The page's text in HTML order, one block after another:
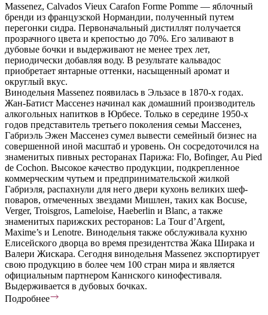
Massenez, Calvados Vieux Carafon Forme Pomme — яблочный
бренди из французской Нормандии, полученный путем
перегонки сидра. Первоначальный дистиллят получается
прозрачного цвета и крепостью до 70%. Его заливают в
дубовые бочки и выдерживают не менее трех лет,
периодически добавляя воду. В результате кальвадос
приобретает янтарные оттенки, насыщенный аромат и
округлый вкус.
Винодельня Massenez появилась в Эльзасе в 1870-х годах.
Жан-Батист Массенез начинал как домашний производитель
алкогольных напитков в Юрбесе. Только в середине 1950-х
годов представитель третьего поколения семьи Массенез,
Габриэль Эжен Массенез сумел вывести семейный бизнес на
совершенной иной масштаб и уровень. Он сосредоточился на
знаменитых пивных ресторанах Парижа: Flo, Bofinger, Au Pied
de Cochon. Высокое качество продукции, подкрепленное
коммерческим чутьем и предпринимательской жилкой
Габриэля, распахнули для него двери кухонь великих шеф-
поваров, отмеченных звездами Мишлен, таких как Bocuse,
Verger, Troisgros, Lameloise, Haeberlin и Blanc, а также
знаменитых парижских ресторанов: La Tour d’Argent,
Maxime’s и Lenotre. Винодельня также обслуживала кухню
Елисейского дворца во время президентства Жака Ширака и
Валери Жискара. Сегодня винодельня Massenez экспортирует
свою продукцию в более чем 100 стран мира и является
официальным партнером Каннского кинофестиваля.
Выдерживается в дубовых бочках.
Подробнее